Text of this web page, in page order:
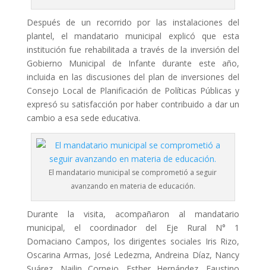
Después de un recorrido por las instalaciones del
plantel, el mandatario municipal explicó que esta
institución fue rehabilitada a través de la inversión del
Gobierno Municipal de Infante durante este año,
incluida en las discusiones del plan de inversiones del
Consejo Local de Planificación de Políticas Públicas y
expresó su satisfacción por haber contribuido a dar un
cambio a esa sede educativa.
El mandatario municipal se comprometió a seguir
avanzando en materia de educación.
Durante la visita, acompañaron al mandatario
municipal, el coordinador del Eje Rural N° 1
Domaciano Campos, los dirigentes sociales Iris Rizo,
Oscarina Armas, José Ledezma, Andreina Díaz, Nancy